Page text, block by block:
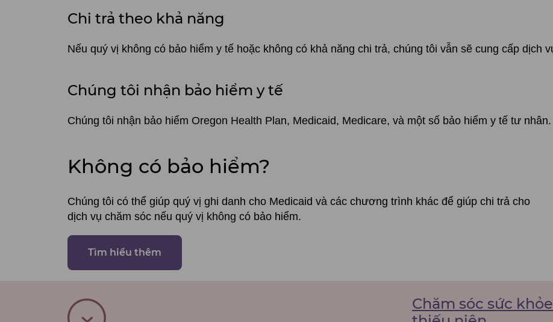
Chi trả theo khả năng
Nếu quý vị không có bảo hiểm y tế hoặc không có khả năng chi trả, chúng tôi vẫn sẽ cung cấp dịch
Chúng tôi nhận bảo hiểm y tế
Chúng tôi nhận bảo hiểm Oregon Health Plan, Medicaid, Medicare, và một số bảo hiểm y tế tư nhân.
Không có bảo hiểm?
Chúng tôi có thể giúp quý vị ghi danh cho Medicaid và các chương trình khác để giúp chi trả cho
dịch vụ chăm sóc nếu quý vị không có bảo hiểm.
Tìm hiểu thêm
SVG
File
Chăm sóc sức